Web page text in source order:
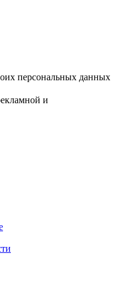
персональных данных
и